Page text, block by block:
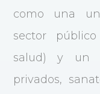
como una
sector
salud) y un
privados,